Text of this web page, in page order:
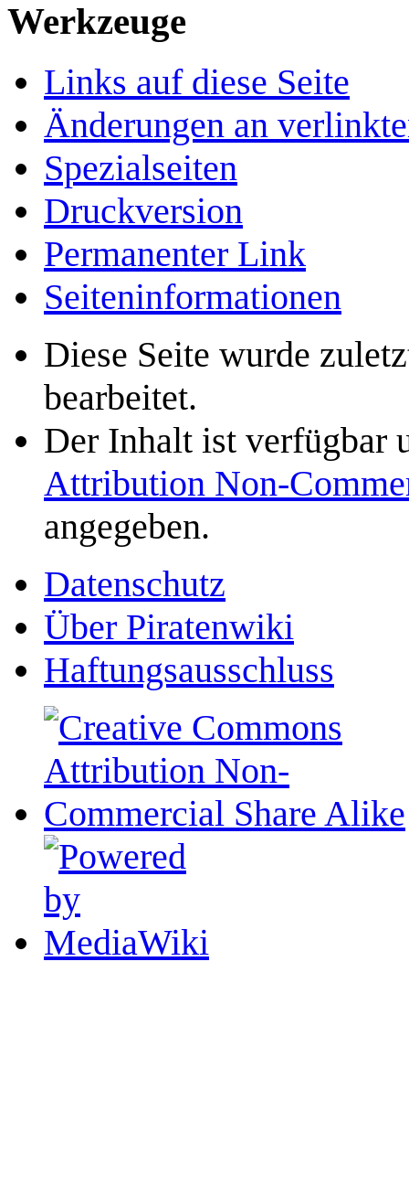
Werkzeuge
Links auf diese Seite
Änderungen an
Spezialseiten
Druckversion
Permanenter Link
Seiten­­informationen
Diese Seite wurde
bearbeitet.
Der Inhalt ist verfügbar
Attribution Non-
angegeben.
Datenschutz
Über Piratenwiki
Haftungsausschluss